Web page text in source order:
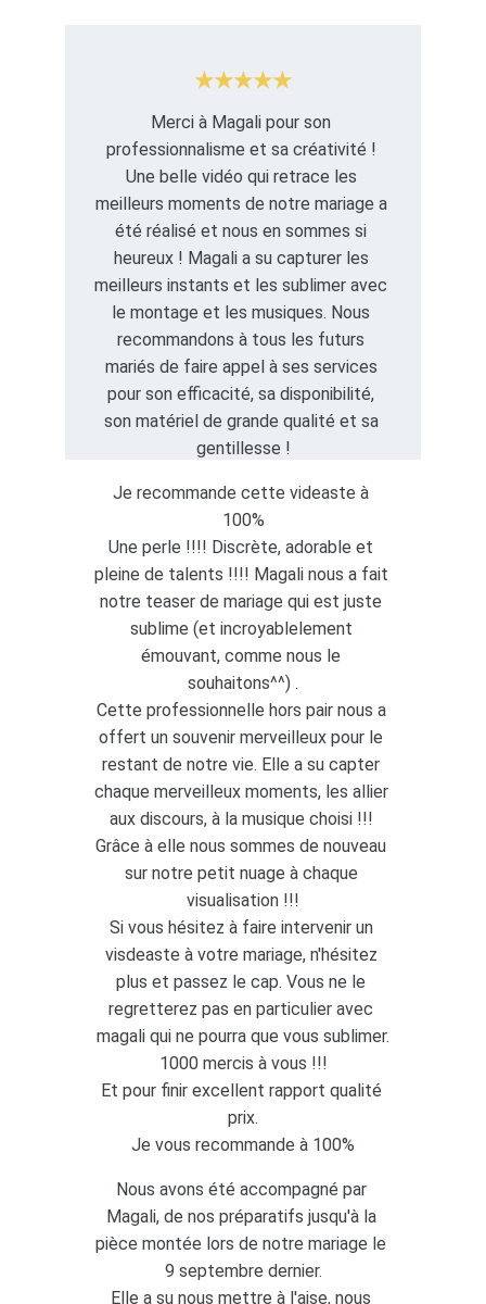
Merci à Magali pour son
professionnalisme et sa créativité !
Une belle vidéo qui retrace les
meilleurs moments de notre mariage a
été réalisé et nous en sommes si
heureux ! Magali a su capturer les
meilleurs instants et les sublimer avec
le montage et les musiques. Nous
recommandons à tous les futurs
mariés de faire appel à ses services
pour son efficacité, sa disponibilité,
son matériel de grande qualité et sa
gentillesse !
★★★★★
Je recommande cette videaste à
100%
Une perle !!!! Discrète, adorable et
pleine de talents !!!! Magali nous a fait
notre teaser de mariage qui est juste
sublime (et incroyablelement
émouvant, comme nous le
souhaitons^^) .
Cette professionnelle hors pair nous a
offert un souvenir merveilleux pour le
restant de notre vie. Elle a su capter
chaque merveilleux moments, les allier
aux discours, à la musique choisi !!!
Grâce à elle nous sommes de nouveau
sur notre petit nuage à chaque
visualisation !!!
Si vous hésitez à faire intervenir un
visdeaste à votre mariage, n'hésitez
plus et passez le cap. Vous ne le
regretterez pas en particulier avec
magali qui ne pourra que vous sublimer.
1000 mercis à vous !!!
Et pour finir excellent rapport qualité
prix.
Je vous recommande à 100%
Nous avons été accompagné par
Magali, de nos préparatifs jusqu'à la
pièce montée lors de notre mariage le
9 septembre dernier.
Elle a su nous mettre à l'aise, nous